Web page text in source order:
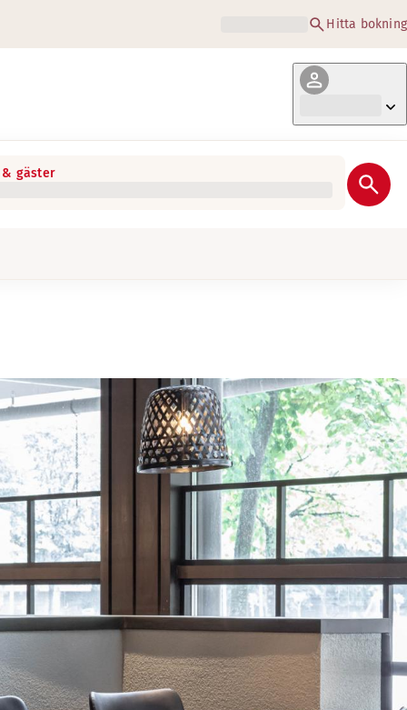
Hitta bokning
& gäster